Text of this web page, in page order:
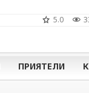
5.0
ПРИЯТЕЛИ